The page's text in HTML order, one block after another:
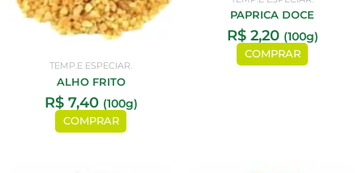
TEMP.E ESPECIAR.
ALHO FRITO
R$7,40 (100g)
COMPRAR
PAPRICA DOCE
R$2,20 (100g)
COMPRAR